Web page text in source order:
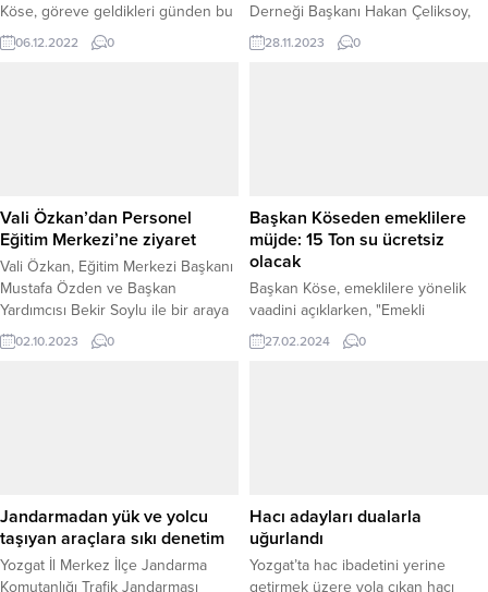
Köse, göreve geldikleri günden bu
yana önemli projeleri hayata
geçirdiklerini belirterek, 2023
06.12.2022 0
Derneği Başkanı Hakan Çeliksoy,
Yozgat'a daha etkin ve çözüm
odaklı hizmet sunmak amacıyla
28.11.2023 0
Vali Özkan’dan Personel
Eğitim Merkezi’ne ziyaret
Vali Özkan, Eğitim Merkezi Başkanı
Mustafa Özden ve Başkan
Yardımcısı Bekir Soylu ile bir araya
gelerek, kurumun faaliyetleri,
projeleri ve geleceğe yönelik
02.10.2023 0
Başkan Köseden emeklilere
müjde: 15 Ton su ücretsiz
olacak
Başkan Köse, emeklilere yönelik
vaadini açıklarken, "Emekli
vatandaşlarımızdan sadece ikamet
ettikleri 1 evde aylık 15 tona kadar
27.02.2024 0
Jandarmadan yük ve yolcu
taşıyan araçlara sıkı denetim
Yozgat İl Merkez İlçe Jandarma
Komutanlığı Trafik Jandarması
Hacı adayları dualarla
uğurlandı
Yozgat’ta hac ibadetini yerine
getirmek üzere yola çıkan hacı